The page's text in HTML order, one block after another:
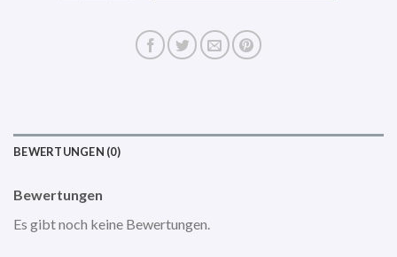
BEWERTUNGEN (0)
Bewertungen
Es gibt noch keine Bewertungen.